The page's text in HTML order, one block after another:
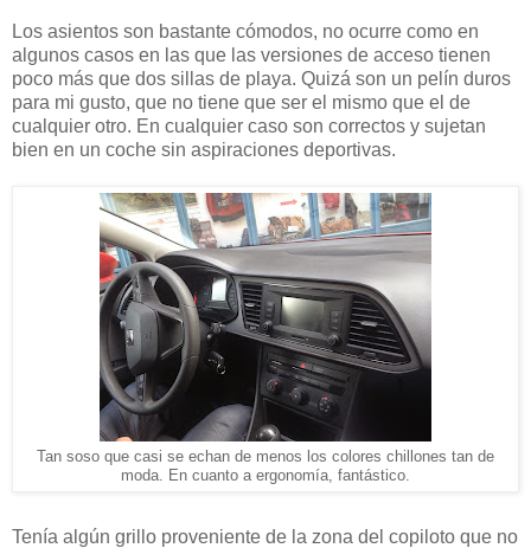
Los asientos son bastante cómodos, no ocurre como en
algunos casos en las que las versiones de acceso tienen
poco más que dos sillas de playa. Quizá son un pelín duros
para mi gusto, que no tiene que ser el mismo que el de
cualquier otro. En cualquier caso son correctos y sujetan
bien en un coche sin aspiraciones deportivas.
Tan soso que casi se echan de menos los colores chillones tan de
moda. En cuanto a ergonomía, fantástico.
Tenía algún grillo proveniente de la zona del copiloto que no